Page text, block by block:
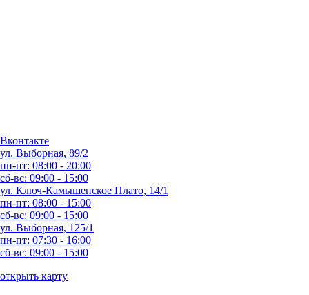
Вконтакте
ул. Выборная, 89/2
пн-пт: 08:00 - 20:00
сб-вс: 09:00 - 15:00
ул. Ключ-Камышенское Плато, 14/1
пн-пт: 08:00 - 15:00
сб-вс: 09:00 - 15:00
ул. Выборная, 125/1
пн-пт: 07:30 - 16:00
сб-вс: 09:00 - 15:00
открыть карту